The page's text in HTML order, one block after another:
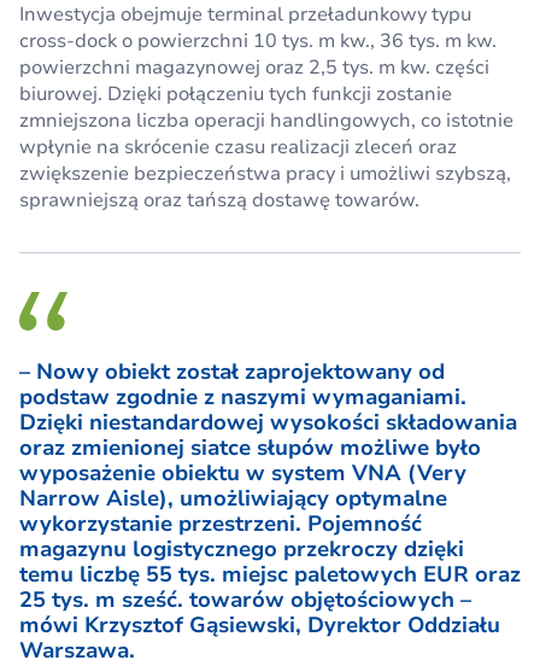
Inwestycja obejmuje terminal przeładunkowy typu
cross-dock o powierzchni 10 tys. m kw., 36 tys. m kw.
powierzchni magazynowej oraz 2,5 tys. m kw. części
biurowej. Dzięki połączeniu tych funkcji zostanie
zmniejszona liczba operacji handlingowych, co istotnie
wpłynie na skrócenie czasu realizacji zleceń oraz
zwiększenie bezpieczeństwa pracy i umożliwi szybszą,
sprawniejszą oraz tańszą dostawę towarów.
– Nowy obiekt został zaprojektowany od
podstaw zgodnie z naszymi wymaganiami.
Dzięki niestandardowej wysokości składowania
oraz zmienionej siatce słupów możliwe było
wyposażenie obiektu w system VNA (Very
Narrow Aisle), umożliwiający optymalne
wykorzystanie przestrzeni. Pojemność
magazynu logistycznego przekroczy dzięki
temu liczbę 55 tys. miejsc paletowych EUR oraz
25 tys. m sześć. towarów objętościowych –
mówi Krzysztof Gąsiewski, Dyrektor Oddziału
Warszawa.